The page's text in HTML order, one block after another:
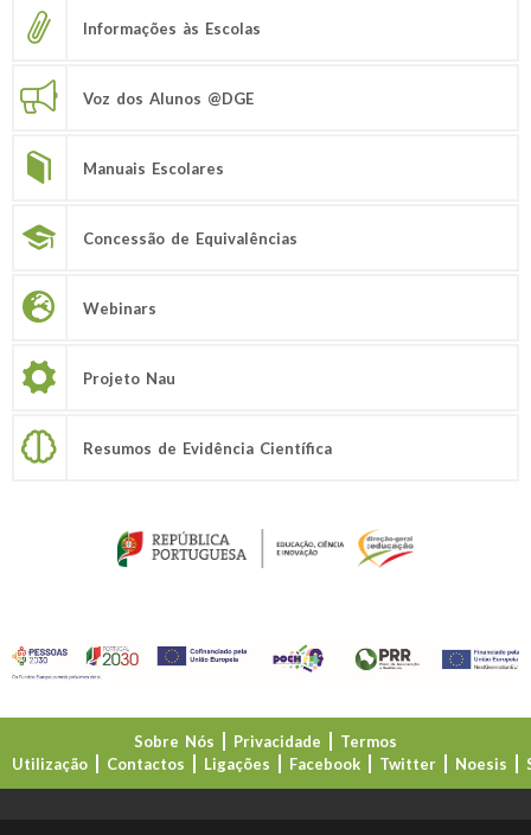
Informações às Escolas
Voz dos Alunos @DGE
Manuais Escolares
Concessão de Equivalências
Webinars
Projeto Nau
Resumos de Evidência Científica
Sobre Nós Privacidade
Termos
Utilização
Contactos Ligações Facebook Twitter Noesis